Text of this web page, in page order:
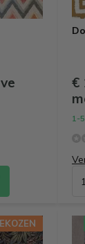
€
1-